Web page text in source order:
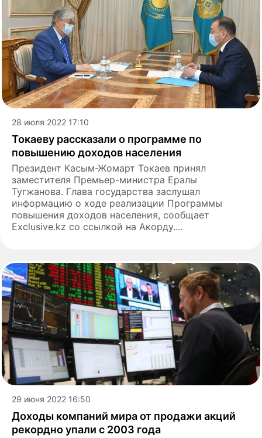
28 июля 2022 17:10
Токаеву рассказали о программе по
повышению доходов населения
Президент Касым-Жомарт Токаев принял
заместителя Премьер-министра Ералы
Тугжанова. Глава государства заслушал
информацию о ходе реализации Программы
повышения доходов населения, сообщает
Exclusive.kz со ссылкой на Акорду....
29 июня 2022 16:50
Доходы компаний мира от продажи акций
рекордно упали с 2003 года